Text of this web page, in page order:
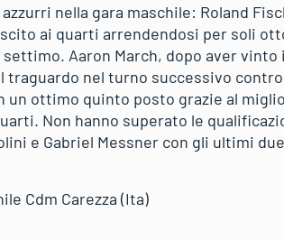
nella gara maschile: Roland
ai quarti arrendendosi per soli
Aaron March, dopo aver
traguardo nel turno successivo
un ottimo quinto posto grazie al
Non hanno superato le
e Gabriel Messner con gli ultimi
Cdm Carezza (Ita)